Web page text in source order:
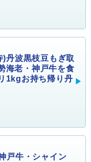
丹波黒枝豆もぎ取
海老・神戸牛を食
1kgお持ち帰り丹
戸牛・シャイン